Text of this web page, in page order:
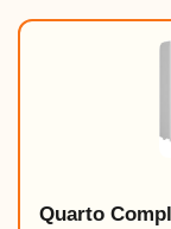
Quarto